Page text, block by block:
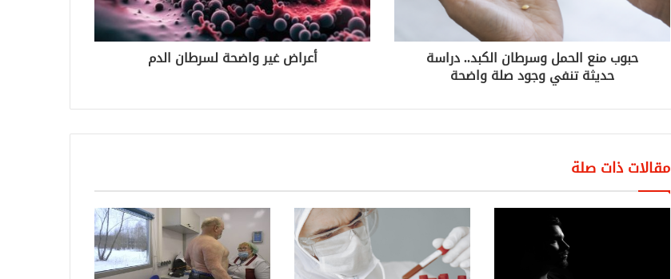
حبوب منع الحمل وسرطان الكبد.. دراسة
حديثة تنفي وجود صلة واضحة
أعراض غير واضحة لسرطان الدم
مقالات ذات صلة